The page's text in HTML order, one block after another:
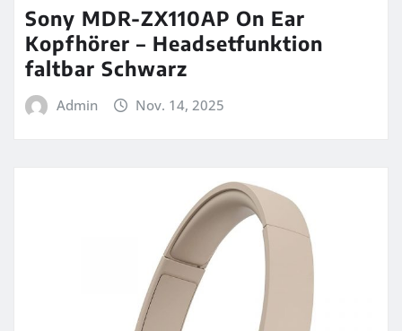
Sony MDR-ZX110AP On Ear
Kopfhörer – Headsetfunktion
faltbar Schwarz
Admin Nov. 14, 2025